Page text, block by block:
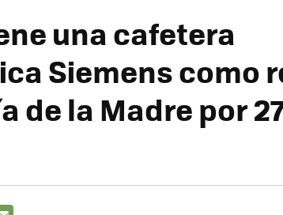
una cafetera
Siemens como
de la Madre por